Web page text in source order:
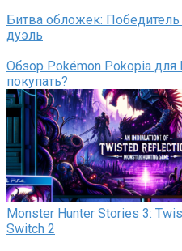
Битва обложек:
дуэль
Обзор Pokémon Pokopia для
покупать?
Monster Hunter Stories 3:
Switch 2